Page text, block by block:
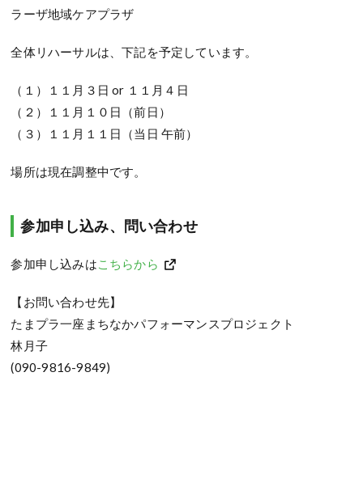
ラーザ地域ケアプラザ
全体リハーサルは、下記を予定しています。
（１）１１月３日 or １１月４日
（２）１１月１０日（前日）
（３）１１月１１日（当日 午前）
場所は現在調整中です。
参加申し込み、問い合わせ
参加申し込みはこちらから
【お問い合わせ先】
たまプラ一座まちなかパフォーマンスプロジェクト
林月子
(090-9816-9849)